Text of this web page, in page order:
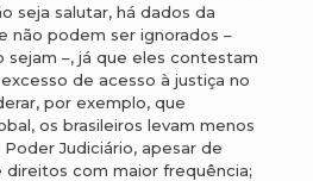
seja salutar, há dados da
não podem ser ignorados –
–, já que eles contestam
de acesso à justiça no
por exemplo, que
os brasileiros levam menos
Judiciário, apesar de
direitos com maior frequência;